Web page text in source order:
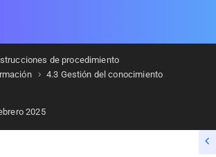
de procedimiento
4.3 Gestión del conocimiento
2025